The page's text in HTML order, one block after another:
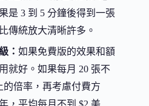
是 3 到 5 分鐘後得到一張
傳統放大清晰許多。
： 如果免費版的效果和額
就好。如果每月 20 張不
倍率，再考慮付費方